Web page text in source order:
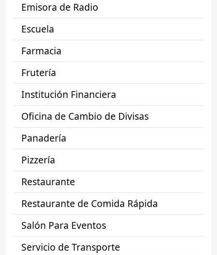
Emisora de Radio
Escuela
Farmacia
Frutería
Institución Financiera
Oficina de Cambio de Divisas
Panadería
Pizzería
Restaurante
Restaurante de Comida Rápida
Salón Para Eventos
Servicio de Transporte